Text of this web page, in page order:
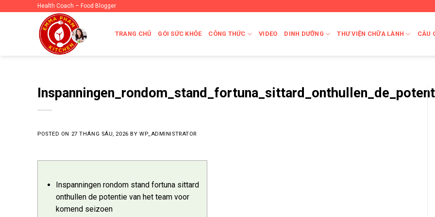
Health Coach – Food Blogger
TRANG CHỦ GÓI SỨC KHỎE CÔNG THỨC VIDEO DINH DƯỠNG THƯ VIỆN CHỮA LÀNH CÂU
POSTED ON 27 THÁNG SÁU, 2026 BY WP_ADMINISTRATOR
Inspanningen rondom stand fortuna sittard
onthullen de potentie van het team voor
komend seizoen